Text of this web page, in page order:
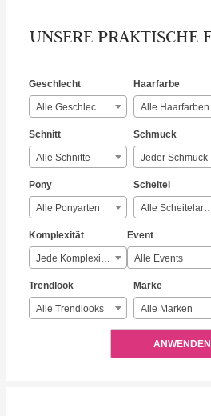
UNSERE PRAKTISCHE
Geschlecht
Alle Geschlechter
Haarfarbe
Alle Haarfarben
Schnitt
Alle Schnitte
Schmuck
Jeder Schmuck
Pony
Alle Ponyarten
Scheitel
Alle
Komplexität
Jede Komplexität
Event
Alle Events
Trendlook
Alle Trendlooks
Marke
Alle Marken
ANWENDEN